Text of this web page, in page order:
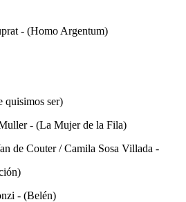
- (Homo Argentum)
quisimos ser)
- (La Mujer de la Fila)
de Couter / Camila Sosa Villada -
- (Belén)